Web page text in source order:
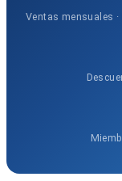
Ventas mensuales